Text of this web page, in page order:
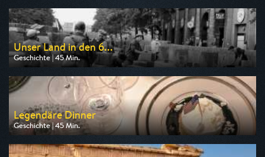
Unser Land in den 6...
Geschichte | 45 Min.
Ausgestrahlt von Phoenix
am 09.08.2026, 20:15
Legendäre Dinner
Geschichte | 45 Min.
Ausgestrahlt von Phoenix
am 06.08.2026, 19:15